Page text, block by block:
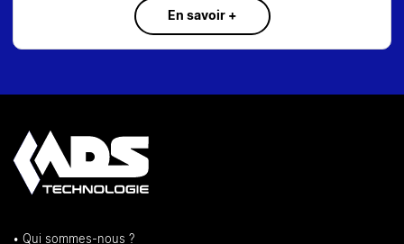
En savoir +
• Qui sommes-nous ?